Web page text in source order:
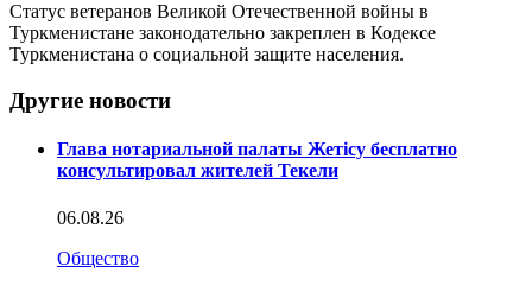
Статус ветеранов Великой Отечественной войны в
Туркменистане законодательно закреплен в Кодексе
Туркменистана о социальной защите населения.
Другие новости
Глава нотариальной палаты Жетісу бесплатно
консультировал жителей Текели
06.08.26
Общество